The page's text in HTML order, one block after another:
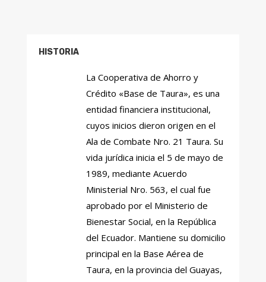
HISTORIA
La Cooperativa de Ahorro y
Crédito «Base de Taura», es una
entidad financiera institucional,
cuyos inicios dieron origen en el
Ala de Combate Nro. 21 Taura. Su
vida jurídica inicia el 5 de mayo de
1989, mediante Acuerdo
Ministerial Nro. 563, el cual fue
aprobado por el Ministerio de
Bienestar Social, en la República
del Ecuador. Mantiene su domicilio
principal en la Base Aérea de
Taura, en la provincia del Guayas,